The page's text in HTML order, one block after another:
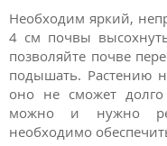
Необходим яркий,
4 см почвы
позволяйте почве
подышать. Растению
оно не сможет
можно и нужно
необходимо